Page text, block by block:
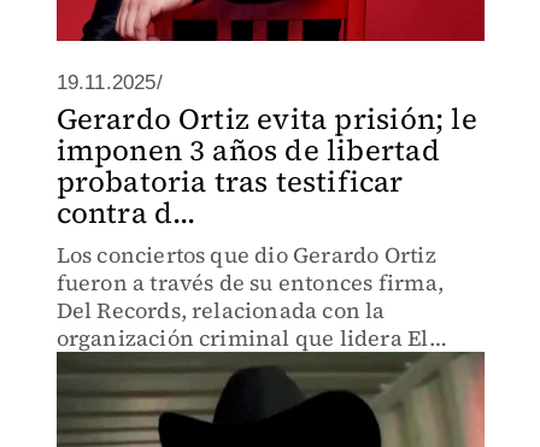
19.11.2025/
Gerardo Ortiz evita prisión; le
imponen 3 años de libertad
probatoria tras testificar
contra d...
Los conciertos que dio Gerardo Ortiz
fueron a través de su entonces firma,
Del Records, relacionada con la
organización criminal que lidera El
Mencho.